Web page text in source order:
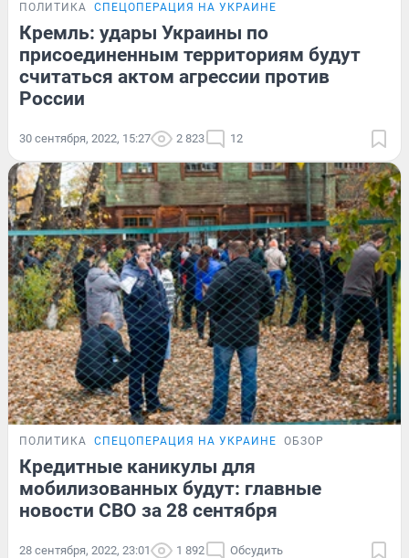
ПОЛИТИКА СПЕЦОПЕРАЦИЯ НА УКРАИНЕ
Кремль: удары Украины по
присоединенным территориям будут
считаться актом агрессии против
России
30 сентября, 2022, 15:27 2 823 12
ПОЛИТИКА СПЕЦОПЕРАЦИЯ НА УКРАИНЕ ОБЗОР
Кредитные каникулы для
мобилизованных будут: главные
новости СВО за 28 сентября
28 сентября, 2022, 23:01 1 892 Обсудить